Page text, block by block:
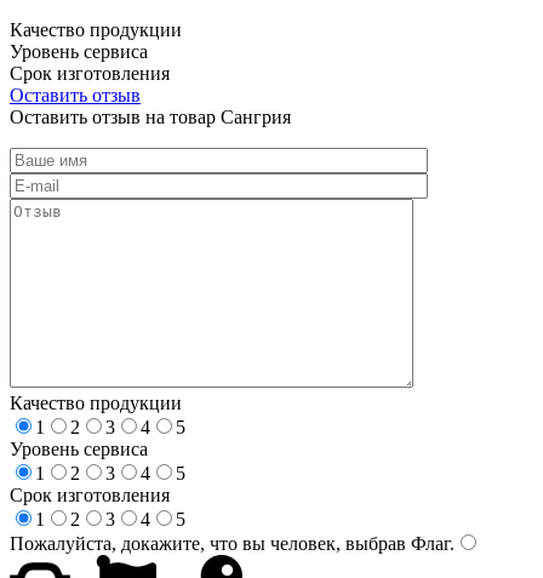
Качество продукции
Уровень сервиса
Срок изготовления
Оставить отзыв
Оставить отзыв на товар Сангрия
Качество продукции
1
2 3 4
5
Уровень сервиса
1
2 3 4
5
Срок изготовления
1
2 3 4
5
Пожалуйста, докажите, что вы человек, выбрав Флаг.